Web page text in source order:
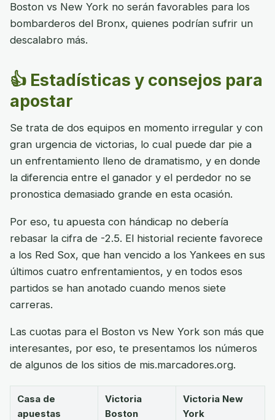
Boston vs New York no serán favorables para los
bombarderos del Bronx, quienes podrían sufrir un
descalabro más.
👍 Estadísticas y consejos para
apostar
Se trata de dos equipos en momento irregular y con
gran urgencia de victorias, lo cual puede dar pie a
un enfrentamiento lleno de dramatismo, y en donde
la diferencia entre el ganador y el perdedor no se
pronostica demasiado grande en esta ocasión.
Por eso, tu apuesta con hándicap no debería
rebasar la cifra de -2.5. El historial reciente favorece
a los Red Sox, que han vencido a los Yankees en sus
últimos cuatro enfrentamientos, y en todos esos
partidos se han anotado cuando menos siete
carreras.
Las cuotas para el Boston vs New York son más que
interesantes, por eso, te presentamos los números
de algunos de los sitios de mis.marcadores.org.
Casa de
apuestas
Victoria
Boston
Victoria New
York